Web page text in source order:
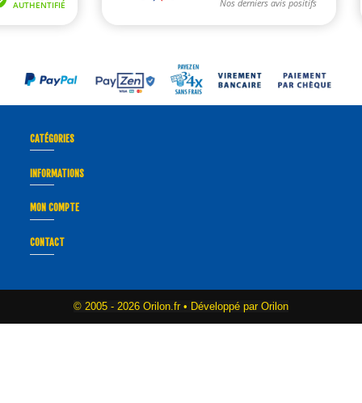
CATÉGORIES
INFORMATIONS
MON COMPTE
CONTACT
© 2005 - 2026 Orilon.fr • Développé par Orilon